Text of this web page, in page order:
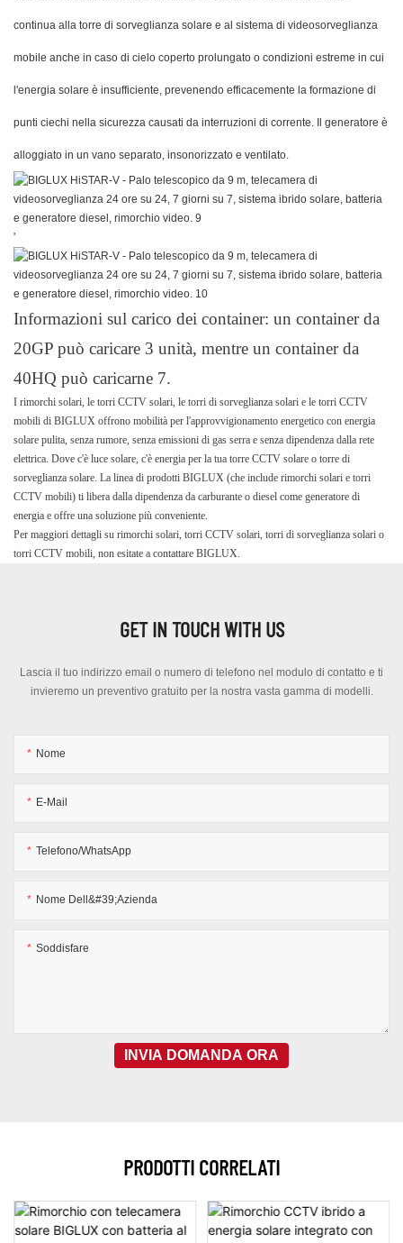
continua alla torre di sorveglianza solare e al sistema di videosorveglianza
mobile anche in caso di cielo coperto prolungato o condizioni estreme in cui
l'energia solare è insufficiente, prevenendo efficacemente la formazione di
punti ciechi nella sicurezza causati da interruzioni di corrente. Il generatore è
alloggiato in un vano separato, insonorizzato e ventilato.
'
Informazioni sul carico dei container: un container da
20GP può caricare 3 unità, mentre un container da
40HQ può caricarne 7.
I rimorchi solari, le torri CCTV solari, le torri di sorveglianza solari e le torri CCTV
mobili di BIGLUX offrono mobilità per l'approvvigionamento energetico con energia
solare pulita, senza rumore, senza emissioni di gas serra e senza dipendenza dalla rete
elettrica. Dove c'è luce solare, c'è energia per la tua torre CCTV solare o torre di
sorveglianza solare. La linea di prodotti BIGLUX (che include rimorchi solari e torri
CCTV mobili) ti libera dalla dipendenza da carburante o diesel come generatore di
energia e offre una soluzione più conveniente.
Per maggiori dettagli su rimorchi solari, torri CCTV solari, torri di sorveglianza solari o
torri CCTV mobili, non esitate a contattare BIGLUX.
GET IN TOUCH WITH US
Lascia il tuo indirizzo email o numero di telefono nel modulo di contatto e ti
invieremo un preventivo gratuito per la nostra vasta gamma di modelli.
Nome
E-Mail
Telefono/WhatsApp
Nome Dell&#39;azienda
Soddisfare
INVIA DOMANDA ORA
PRODOTTI CORRELATI